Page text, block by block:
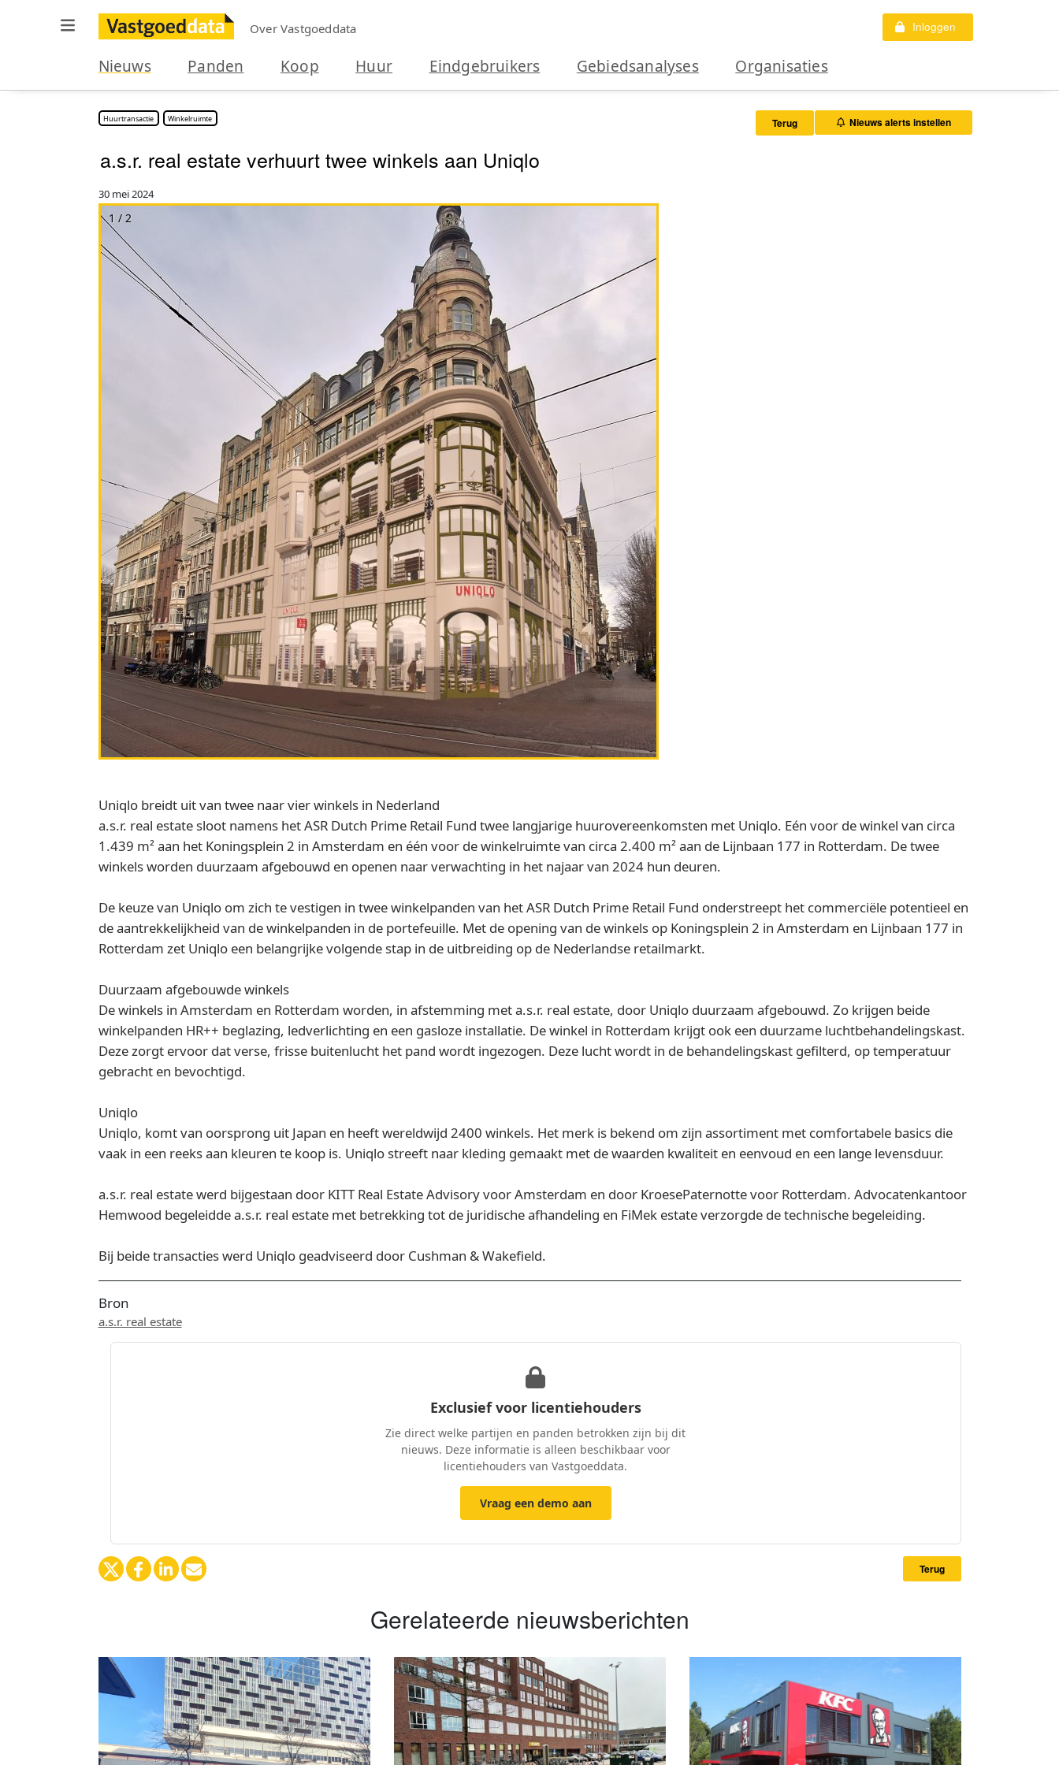
Over Vastgoeddata Inloggen
Nieuws Panden Koop Huur Eindgebruikers Gebiedsanalyses Organisaties
Huurtransactie Winkelruimte Terug Nieuws alerts instellen
a.s.r. real estate verhuurt twee winkels aan Uniqlo
30 mei 2024
1 / 2
Uniqlo breidt uit van twee naar vier winkels in Nederland
a.s.r. real estate sloot namens het ASR Dutch Prime Retail Fund twee langjarige huurovereenkomsten met Uniqlo. Eén voor de winkel van circa
1.439 m² aan het Koningsplein 2 in Amsterdam en één voor de winkelruimte van circa 2.400 m² aan de Lijnbaan 177 in Rotterdam. De twee
winkels worden duurzaam afgebouwd en openen naar verwachting in het najaar van 2024 hun deuren.
De keuze van Uniqlo om zich te vestigen in twee winkelpanden van het ASR Dutch Prime Retail Fund onderstreept het commerciële potentieel en
de aantrekkelijkheid van de winkelpanden in de portefeuille. Met de opening van de winkels op Koningsplein 2 in Amsterdam en Lijnbaan 177 in
Rotterdam zet Uniqlo een belangrijke volgende stap in de uitbreiding op de Nederlandse retailmarkt.
Duurzaam afgebouwde winkels
De winkels in Amsterdam en Rotterdam worden, in afstemming met a.s.r. real estate, door Uniqlo duurzaam afgebouwd. Zo krijgen beide
winkelpanden HR++ beglazing, ledverlichting en een gasloze installatie. De winkel in Rotterdam krijgt ook een duurzame luchtbehandelingskast.
Deze zorgt ervoor dat verse, frisse buitenlucht het pand wordt ingezogen. Deze lucht wordt in de behandelingskast gefilterd, op temperatuur
gebracht en bevochtigd.
Uniqlo
Uniqlo, komt van oorsprong uit Japan en heeft wereldwijd 2400 winkels. Het merk is bekend om zijn assortiment met comfortabele basics die
vaak in een reeks aan kleuren te koop is. Uniqlo streeft naar kleding gemaakt met de waarden kwaliteit en eenvoud en een lange levensduur.
a.s.r. real estate werd bijgestaan door KITT Real Estate Advisory voor Amsterdam en door KroesePaternotte voor Rotterdam. Advocatenkantoor
Hemwood begeleidde a.s.r. real estate met betrekking tot de juridische afhandeling en FiMek estate verzorgde de technische begeleiding.
Bij beide transacties werd Uniqlo geadviseerd door Cushman & Wakefield.
Bron
a.s.r. real estate
Exclusief voor licentiehouders
Zie direct welke partijen en panden betrokken zijn bij dit
nieuws. Deze informatie is alleen beschikbaar voor
licentiehouders van Vastgoeddata.
Vraag een demo aan
Terug
Gerelateerde nieuwsberichten